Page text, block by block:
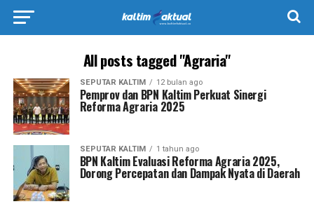
All posts tagged "Agraria"
SEPUTAR KALTIM 12 bulan ago
Pemprov dan BPN Kaltim Perkuat Sinergi
Reforma Agraria 2025
SEPUTAR KALTIM 1 tahun ago
BPN Kaltim Evaluasi Reforma Agraria 2025,
Dorong Percepatan dan Dampak Nyata di Daerah